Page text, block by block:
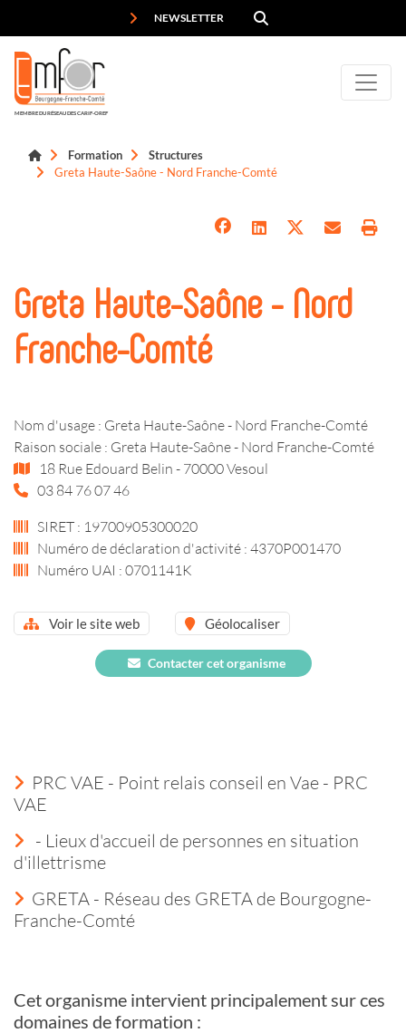
NEWSLETTER
MEMBRE DU RÉSEAU DES CARIF-OREF
Formation
Structures
Greta Haute-Saône - Nord Franche-Comté
Greta Haute-Saône - Nord
Franche-Comté
Nom d'usage : Greta Haute-Saône - Nord Franche-Comté
Raison sociale : Greta Haute-Saône - Nord Franche-Comté
18 Rue Edouard Belin - 70000 Vesoul
03 84 76 07 46
SIRET : 19700905300020
Numéro de déclaration d'activité : 4370P001470
Numéro UAI : 0701141K
Voir le site web Géolocaliser
Contacter cet organisme
PRC VAE - Point relais conseil en Vae - PRC
VAE
- Lieux d'accueil de personnes en situation
d'illettrisme
GRETA - Réseau des GRETA de Bourgogne-
Franche-Comté
Cet organisme intervient principalement sur ces
domaines de formation :
Panneau de gestion des cookies